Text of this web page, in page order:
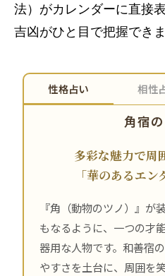
法）がカレンダーに直接
吉凶がひと目で把握できま